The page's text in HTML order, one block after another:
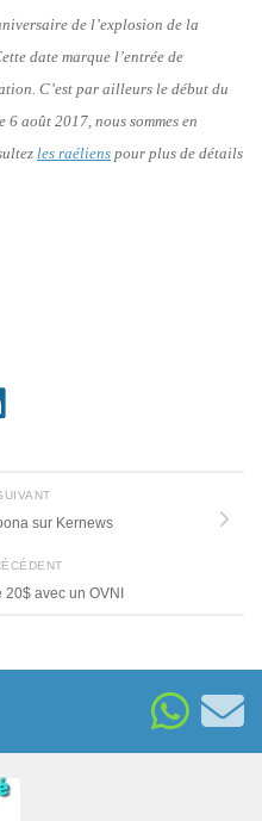
de l’explosion de la
date marque l’entrée de
C’est par ailleurs le début du
août 2017, nous sommes en
les raéliens pour plus de détails
sur Kernews
avec un OVNI